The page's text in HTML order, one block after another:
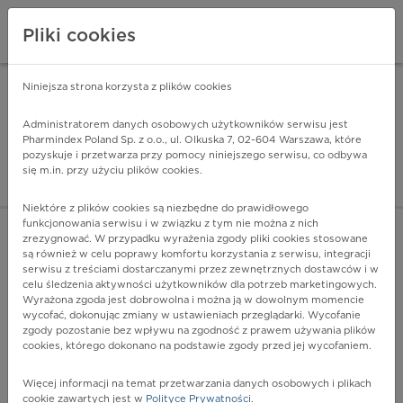
Pharmindex - lider
ZALOGUJ SIĘ
A21.8 - Inne postacie tularemii
Więcej na lekiicd10.pl
Pliki cookies
Niniejsza strona korzysta z plików cookies
Administratorem danych osobowych użytkowników serwisu jest
Pharmindex Poland Sp. z o.o., ul. Olkuska 7, 02-604 Warszawa, które
pozyskuje i przetwarza przy pomocy niniejszego serwisu, co odbywa
się m.in. przy użyciu plików cookies.
Niektóre z plików cookies są niezbędne do prawidłowego
funkcjonowania serwisu i w związku z tym nie można z nich
zrezygnować. W przypadku wyrażenia zgody pliki cookies stosowane
są również w celu poprawy komfortu korzystania z serwisu, integracji
serwisu z treściami dostarczanymi przez zewnętrznych dostawców i w
celu śledzenia aktywności użytkowników dla potrzeb marketingowych.
Wyrażona zgoda jest dobrowolna i można ją w dowolnym momencie
wycofać, dokonując zmiany w ustawieniach przeglądarki. Wycofanie
zgody pozostanie bez wpływu na zgodność z prawem używania plików
cookies, którego dokonano na podstawie zgody przed jej wycofaniem.
Więcej informacji na temat przetwarzania danych osobowych i plikach
cookie zawartych jest w Polityce Prywatności.
ZA DARMO - w Google Play INSTALUJ